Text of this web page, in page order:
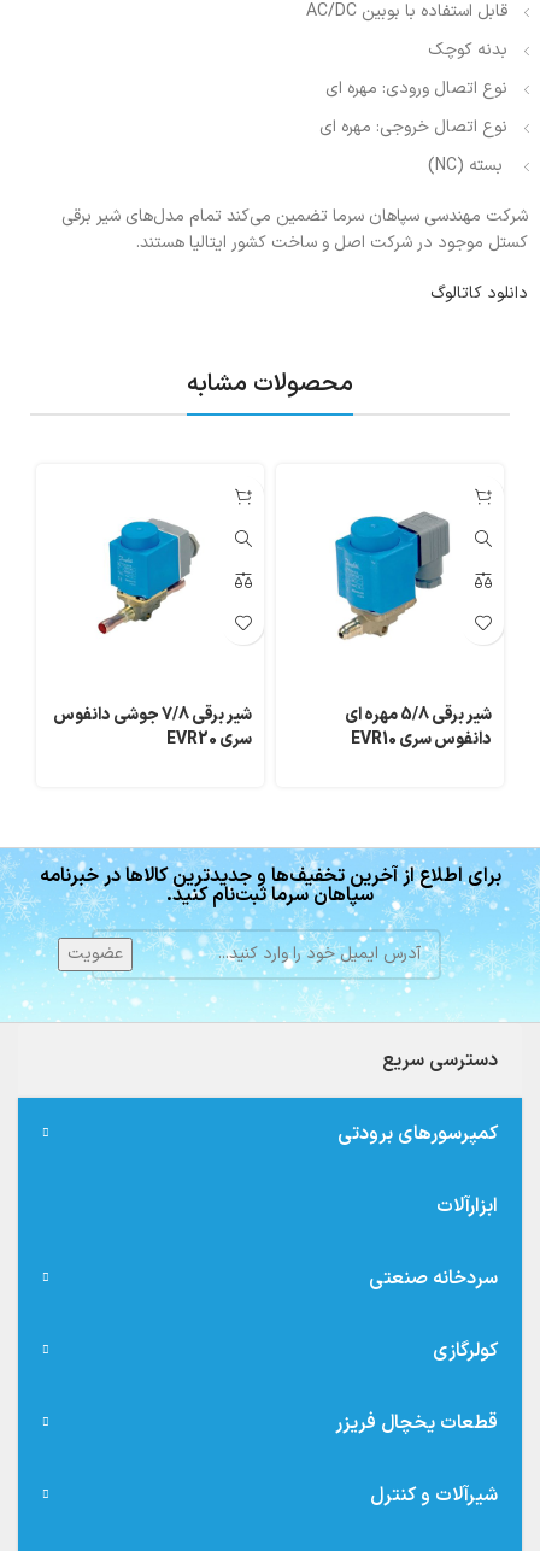
قابل استفاده با بوبین AC/DC
بدنه کوچک
نوع اتصال ورودی: مهره ای
نوع اتصال خروجی: مهره ای
بسته (NC)
شرکت مهندسی سپاهان سرما تضمین می‌کند تمام مدل‌های شیر برقی
کستل موجود در شرکت اصل و ساخت کشور ایتالیا هستند.
دانلود کاتالوگ
محصولات مشابه
شیر برقی 5/8 مهره ای
دانفوس سری EVR10
شیر برقی 7/8 جوشی دانفوس
سری EVR20
برای اطلاع از آخرین تخفیف‌ها و جدیدترین کالاها در خبرنامه
سپاهان سرما ثبت‌نام کنید.
دسترسی سریع
کمپرسورهای برودتی
ابزارآلات
سردخانه صنعتی
کولرگازی
قطعات یخچال فریزر
شیرآلات و کنترل